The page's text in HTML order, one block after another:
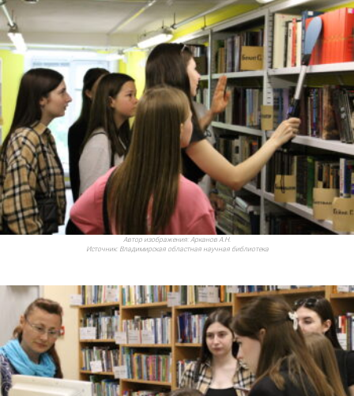
Автор изображения: Арканов А.Н.
Источник: Владимирская областная научная библиотека